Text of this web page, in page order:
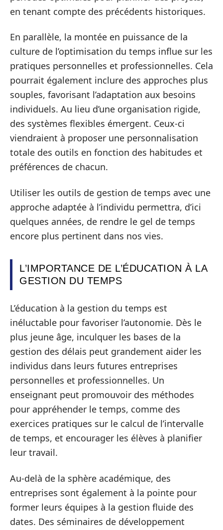
en tenant compte des précédents historiques.
En parallèle, la montée en puissance de la
culture de l’optimisation du temps influe sur les
pratiques personnelles et professionnelles. Cela
pourrait également inclure des approches plus
souples, favorisant l’adaptation aux besoins
individuels. Au lieu d’une organisation rigide,
des systèmes flexibles émergent. Ceux-ci
viendraient à proposer une personnalisation
totale des outils en fonction des habitudes et
préférences de chacun.
Utiliser les outils de gestion de temps avec une
approche adaptée à l’individu permettra, d’ici
quelques années, de rendre le gel de temps
encore plus pertinent dans nos vies.
L’IMPORTANCE DE L’ÉDUCATION À LA
GESTION DU TEMPS
L’éducation à la gestion du temps est
inéluctable pour favoriser l’autonomie. Dès le
plus jeune âge, inculquer les bases de la
gestion des délais peut grandement aider les
individus dans leurs futures entreprises
personnelles et professionnelles. Un
enseignant peut promouvoir des méthodes
pour appréhender le temps, comme des
exercices pratiques sur le calcul de l’intervalle
de temps, et encourager les élèves à planifier
leur travail.
Au-delà de la sphère académique, des
entreprises sont également à la pointe pour
former leurs équipes à la gestion fluide des
dates. Des séminaires de développement